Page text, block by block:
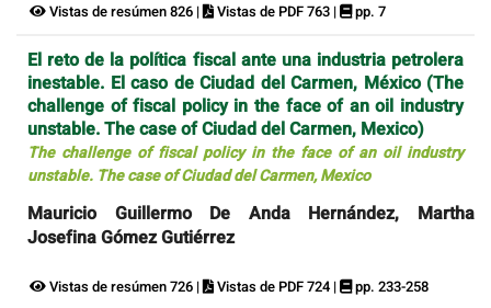
Vistas de resúmen 826 | Vistas de PDF 763 | pp. 7
El reto de la política fiscal ante una industria petrolera
inestable. El caso de Ciudad del Carmen, México (The
challenge of fiscal policy in the face of an oil industry
unstable. The case of Ciudad del Carmen, Mexico)
The challenge of fiscal policy in the face of an oil industry
unstable. The case of Ciudad del Carmen, Mexico
Mauricio Guillermo De Anda Hernández, Martha
Josefina Gómez Gutiérrez
Vistas de resúmen 726 | Vistas de PDF 724 | pp. 233-258